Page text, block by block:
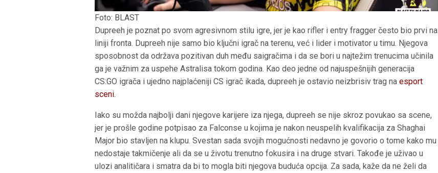
Foto: BLAST
Dupreeh je poznat po svom agresivnom stilu igre, jer je kao rifler i entry fragger često bio prvi na
liniji fronta. Dupreeh nije samo bio ključni igrač na terenu, već i lider i motivator u timu. Njegova
sposobnost da održava pozitivan duh među saigračima i da se bori u najtežim trenucima učinila
ga je važnim za uspehe Astralisa tokom godina. Kao deo jedne od najuspešnijih generacija
CS:GO igrača i ujedno najplaćeniji CS igrač ikada, dupreeh je ostavio neizbrisiv trag naesport
sceni.
Iako su možda najbolji dani njegove karijere iza njega, dupreeh se nije skroz povukao sa scene,
jer je prošle godine potpisao za Falconse u kojima je nakon neuspelih kvalifikacija za Shaghai
Major bio stavljen na klupu. Svestan sada svojih mogućnosti nedavno je govorio o tome kako mu
nedostaje takmičenje ali da se u životu trenutno fokusira i na druge stvari. Takođe je uživao u
ulozi analitičara i smatra da bi to mogla biti njegova buduća opcija. Za sada, kaže da ne želi da